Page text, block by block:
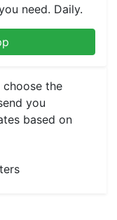
need. Daily.
choose the
you
based on